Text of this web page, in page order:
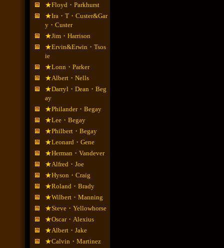
★Floyd・Parkhurst
★Ira・T・Custer&Gar
y・Custer
★Jim・Harrison
★Ervin&Erwin・Tsos
ie
★Lonn・Parker
★Albert・Nells
★Darryl・Dean・Beg
ay
★Philander・Begay
★Lee・Begay
★Philbert・Begay
★Leonard・Gene
★Herman・Vandever
★Alfred・Joe
★Hyson・Craig
★Roland・Brady
★Wilbert・Manning
★Steve・Yellowhorse
★Oscar・Alexius
★Albert・Jake
★Calvin・Martinez